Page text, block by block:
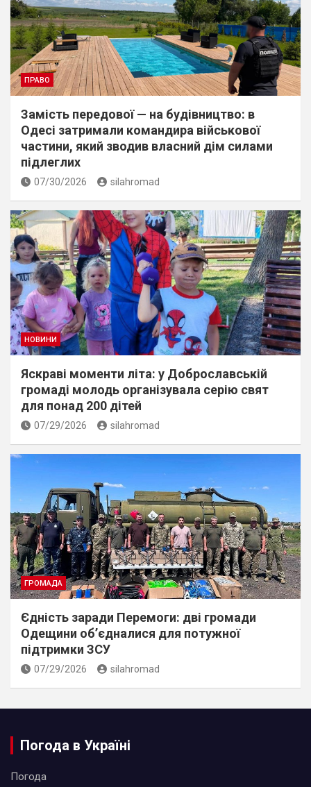
ПРАВО
Замість передової — на будівництво: в
Одесі затримали командира військової
частини, який зводив власний дім силами
підлеглих
07/30/2026 silahromad
НОВИНИ
Яскраві моменти літа: у Доброславській
громаді молодь організувала серію свят
для понад 200 дітей
07/29/2026 silahromad
ГРОМАДА
Єдність заради Перемоги: дві громади
Одещини об’єдналися для потужної
підтримки ЗСУ
07/29/2026 silahromad
Погода в Україні
Погода